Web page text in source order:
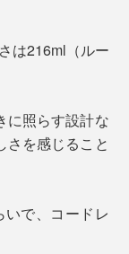
は216ml（ルー
に照らす設計な
さを感じること
で、コードレ